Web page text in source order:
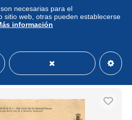
la mairie RL35.0294
Profesional
necesarias para el
sitio web, otras pueden establecerse
información